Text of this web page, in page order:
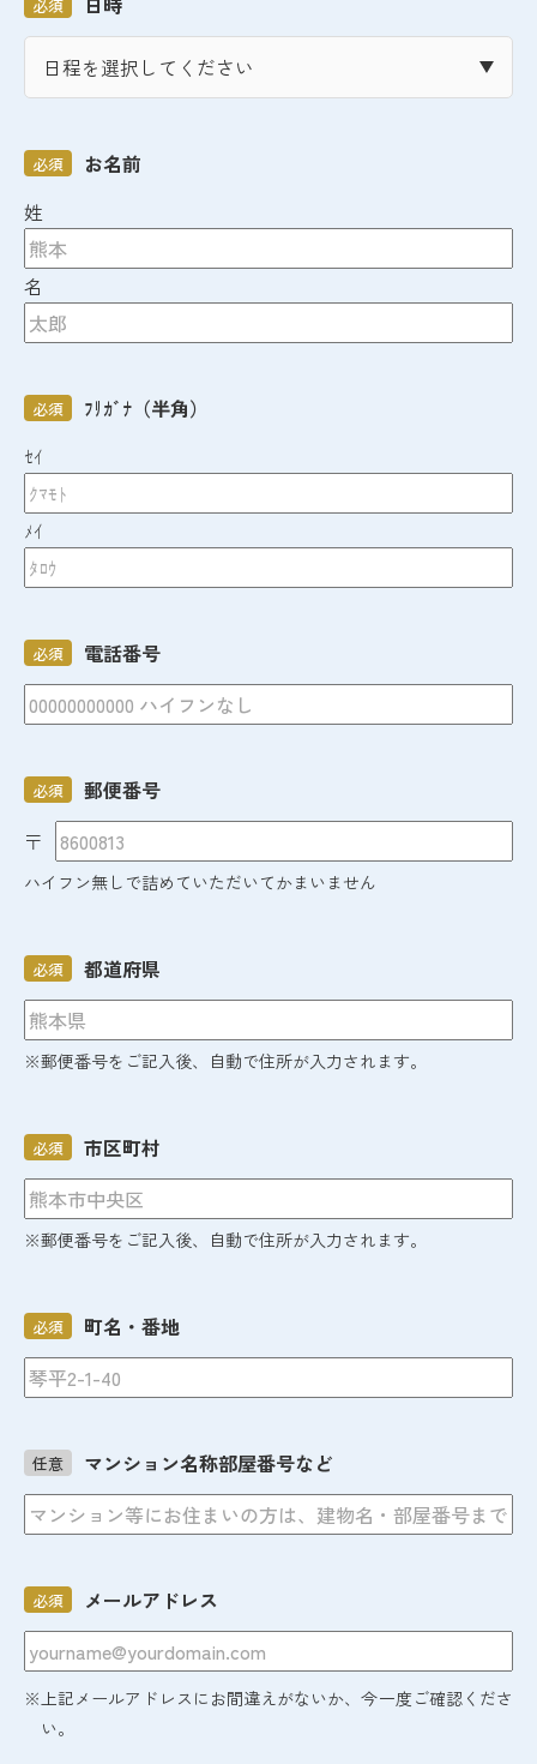
必須
お名前
必須
姓
名
ﾌﾘｶﾞﾅ（半角）
必須
ｾｲ
ﾒｲ
電話番号
必須
郵便番号
必須
〒
ハイフン無しで詰めていただいてかまいません
都道府県
必須
※郵便番号をご記入後、自動で住所が入力されます。
市区町村
必須
※郵便番号をご記入後、自動で住所が入力されます。
町名・番地
必須
マンション名称部屋番号など
任意
メールアドレス
必須
※上記メールアドレスにお間違えがないか、今一度ご確認くださ
い。